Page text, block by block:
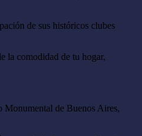
de sus históricos clubes
la comodidad de tu hogar,
Monumental de Buenos Aires,